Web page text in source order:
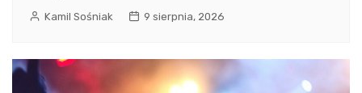
Kamil Sośniak 9 sierpnia, 2026